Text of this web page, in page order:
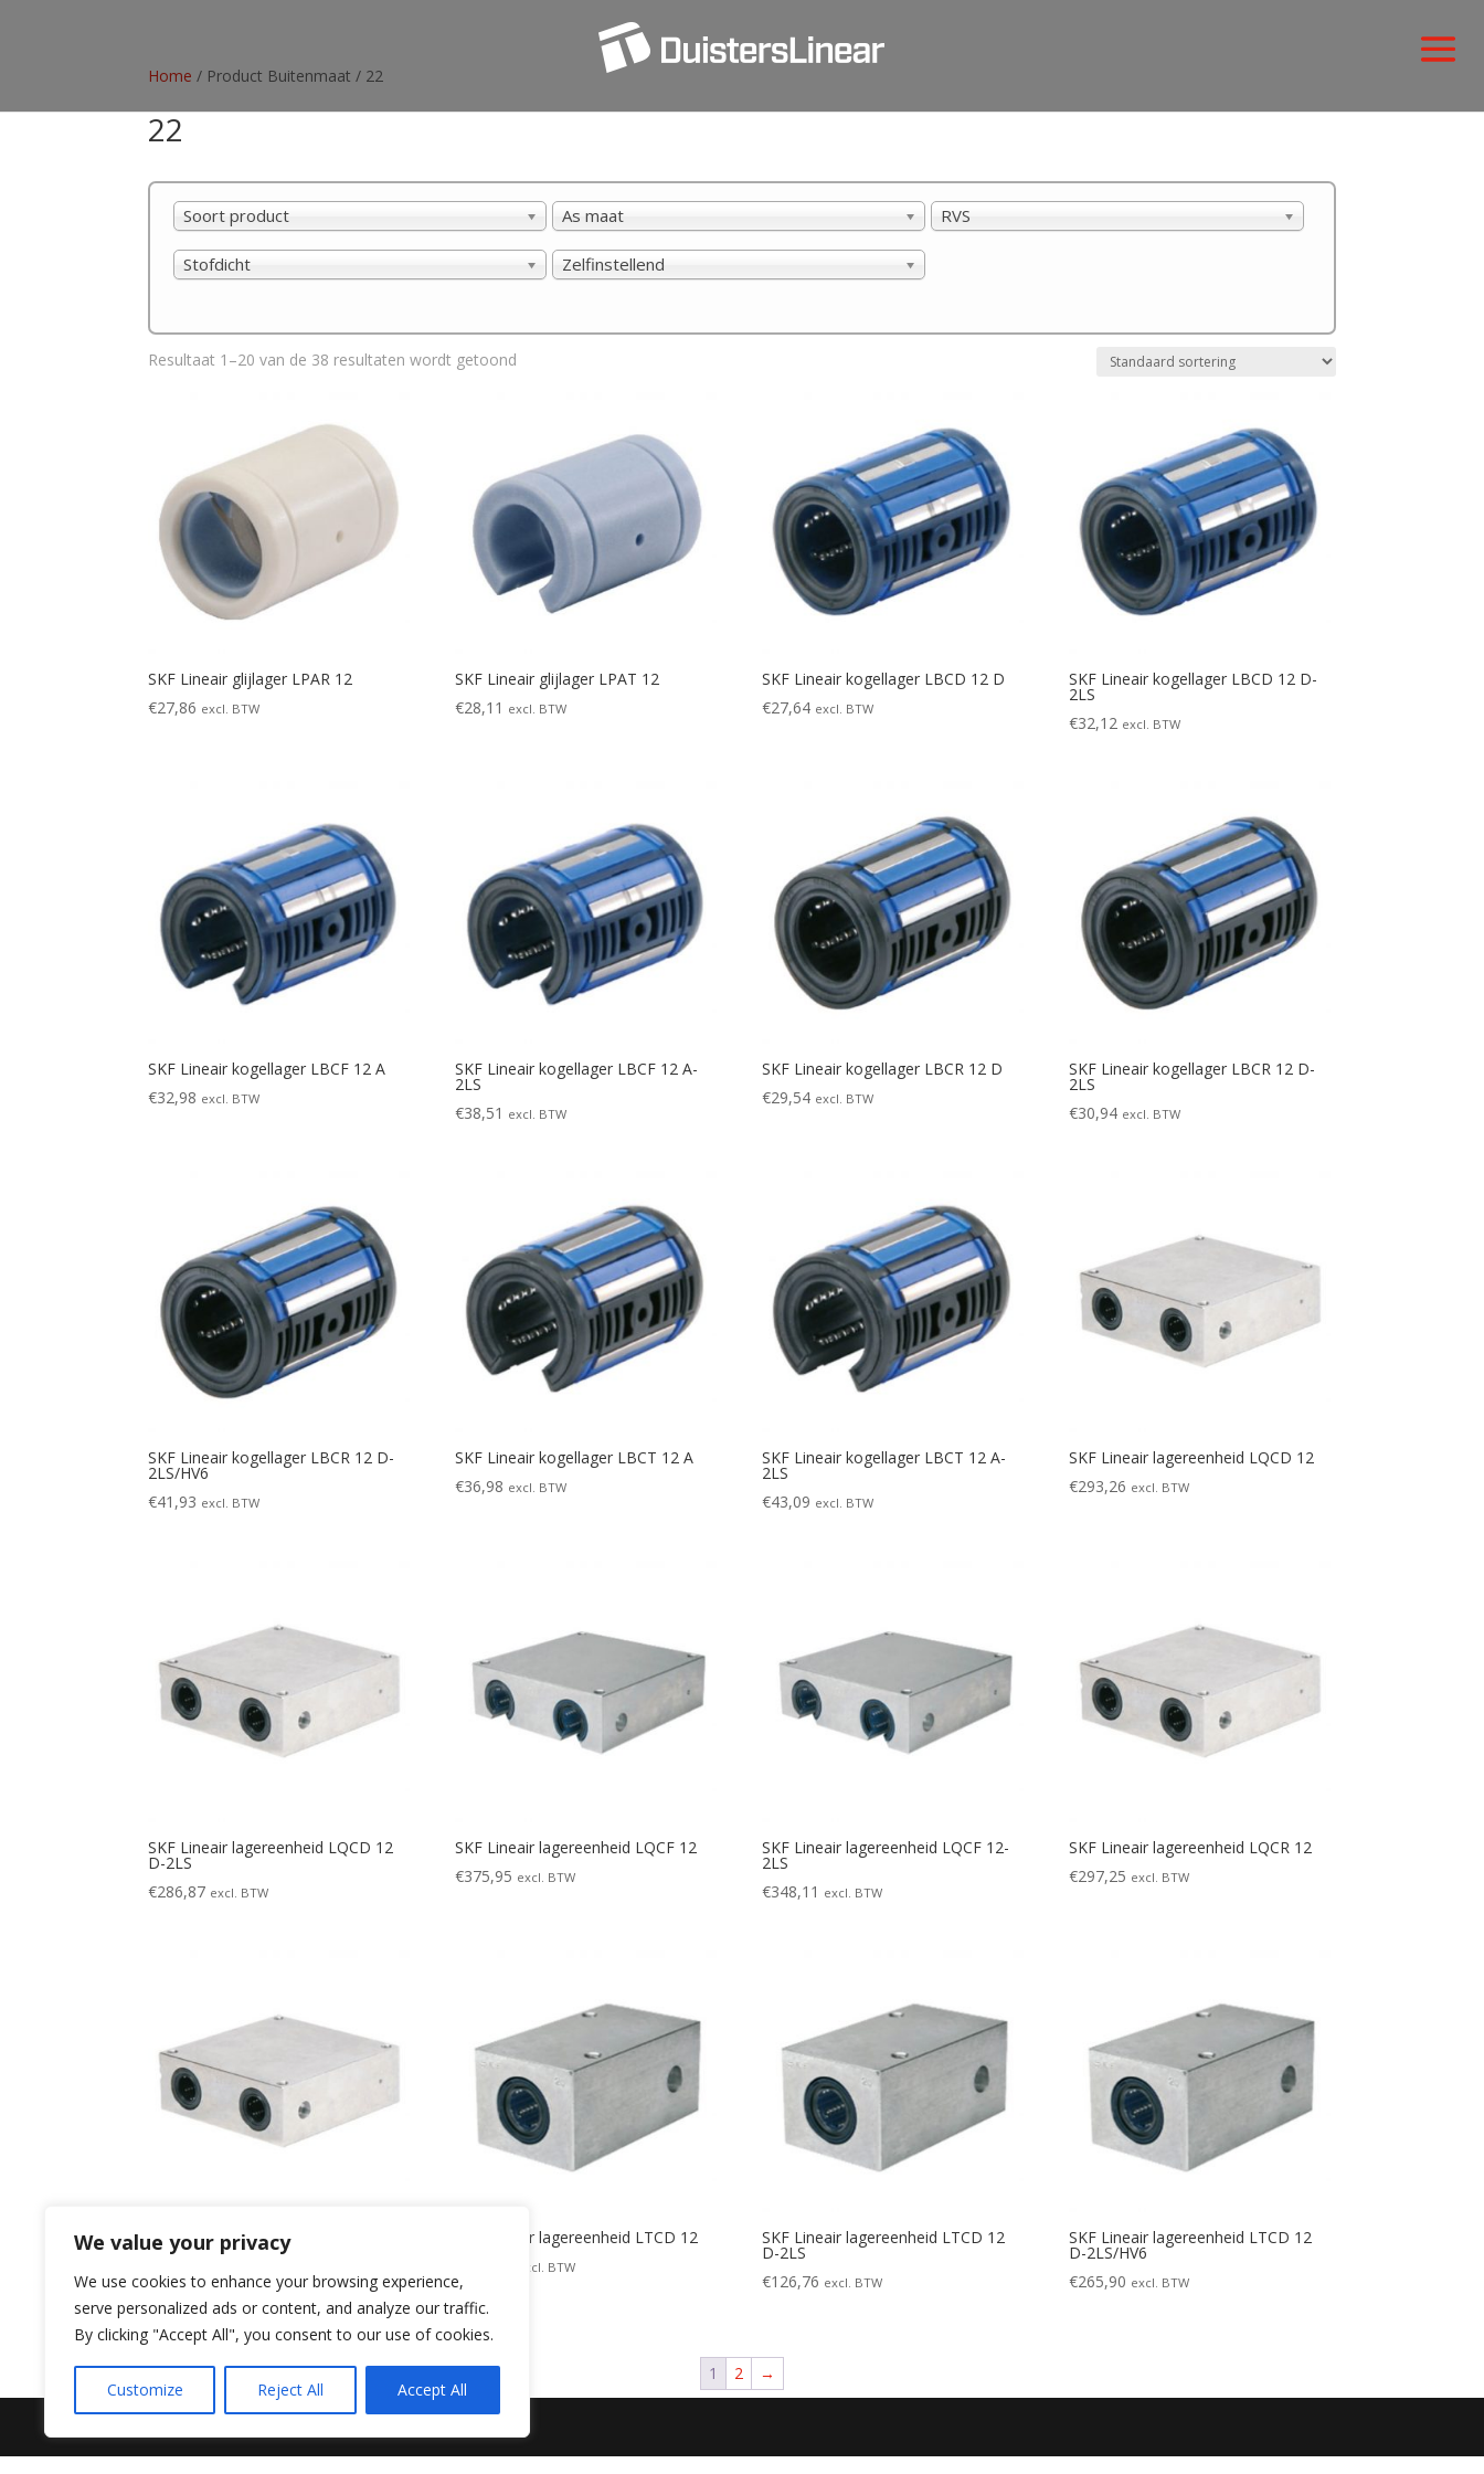
We value your privacy
We use cookies to enhance your browsing experience,
serve personalized ads or content, and analyze our traffic.
By clicking "Accept All", you consent to our use of cookies.
Customize Reject All Accept All
Home / Product Buitenmaat / 22
22
Soort product As maat RVS
Stofdicht Zelfinstellend
Resultaat 1–20 van de 38 resultaten wordt getoond
SKF Lineair glijlager LPAR 12
€27,86 excl. BTW
SKF Lineair glijlager LPAT 12
€28,11 excl. BTW
SKF Lineair kogellager LBCD 12 D
€27,64 excl. BTW
SKF Lineair kogellager LBCD 12 D-
2LS
€32,12 excl. BTW
SKF Lineair kogellager LBCF 12 A
€32,98 excl. BTW
SKF Lineair kogellager LBCF 12 A-
2LS
€38,51 excl. BTW
SKF Lineair kogellager LBCR 12 D
€29,54 excl. BTW
SKF Lineair kogellager LBCR 12 D-
2LS
€30,94 excl. BTW
SKF Lineair kogellager LBCR 12 D-
2LS/HV6
€41,93 excl. BTW
SKF Lineair kogellager LBCT 12 A
€36,98 excl. BTW
SKF Lineair kogellager LBCT 12 A-
2LS
€43,09 excl. BTW
SKF Lineair lagereenheid LQCD 12
€293,26 excl. BTW
SKF Lineair lagereenheid LQCD 12
D-2LS
€286,87 excl. BTW
SKF Lineair lagereenheid LQCF 12
€375,95 excl. BTW
SKF Lineair lagereenheid LQCF 12-
2LS
€348,11 excl. BTW
SKF Lineair lagereenheid LQCR 12
€297,25 excl. BTW
SKF Lineair lagereenheid LQCR 12-
2LS
€292,66 excl. BTW
SKF Lineair lagereenheid LTCD 12
excl. BTW
SKF Lineair lagereenheid LTCD 12
D-2LS
€126,76 excl. BTW
SKF Lineair lagereenheid LTCD 12
D-2LS/HV6
€265,90 excl. BTW
1 2 →